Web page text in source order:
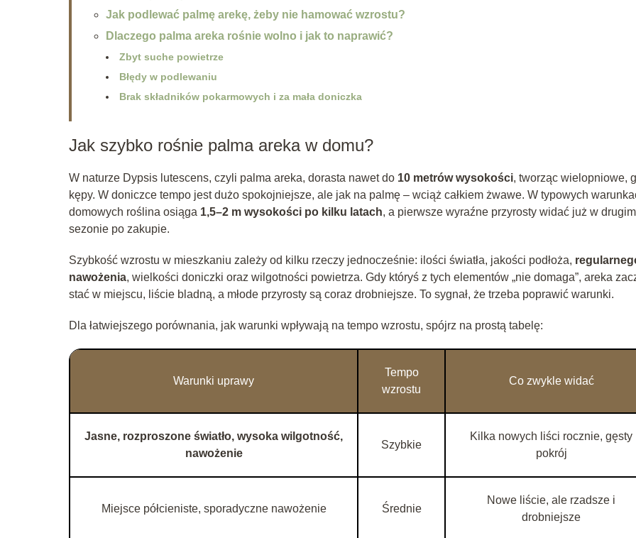
Jak podlewać palmę arekę, żeby nie hamować wzrostu?
Dlaczego palma areka rośnie wolno i jak to naprawić?
Zbyt suche powietrze
Błędy w podlewaniu
Brak składników pokarmowych i za mała doniczka
Jak szybko rośnie palma areka w domu?
W naturze Dypsis lutescens, czyli palma areka, dorasta nawet do 10 metrów wysokości, tworząc wielopniowe,
kępy. W doniczce tempo jest dużo spokojniejsze, ale jak na palmę – wciąż całkiem żwawe. W typowych
domowych roślina osiąga 1,5–2 m wysokości po kilku latach, a pierwsze wyraźne przyrosty widać już w drugim
sezonie po zakupie.
Szybkość wzrostu w mieszkaniu zależy od kilku rzeczy jednocześnie: ilości światła, jakości podłoża,
nawożenia, wielkości doniczki oraz wilgotności powietrza. Gdy któryś z tych elementów „nie domaga”, areka
stać w miejscu, liście bladną, a młode przyrosty są coraz drobniejsze. To sygnał, że trzeba poprawić warunki.
Dla łatwiejszego porównania, jak warunki wpływają na tempo wzrostu, spójrz na prostą tabelę:
Warunki uprawy
Tempo
wzrostu
Co zwykle widać
Jasne, rozproszone światło, wysoka wilgotność,
nawożenie
Szybkie
Kilka nowych liści rocznie, gęsty
pokrój
Miejsce półcieniste, sporadyczne nawożenie Średnie
Nowe liście, ale rzadsze i
drobniejsze